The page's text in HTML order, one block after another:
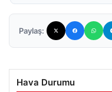
Paylaş:
Hava Durumu